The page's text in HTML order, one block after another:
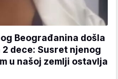
Beograđanina došla
dece: Susret njenog
u našoj zemlji ostavlja